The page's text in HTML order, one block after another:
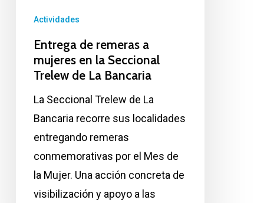
Actividades
Entrega de remeras a
mujeres en la Seccional
Trelew de La Bancaria
La Seccional Trelew de La
Bancaria recorre sus localidades
entregando remeras
conmemorativas por el Mes de
la Mujer. Una acción concreta de
visibilización y apoyo a las